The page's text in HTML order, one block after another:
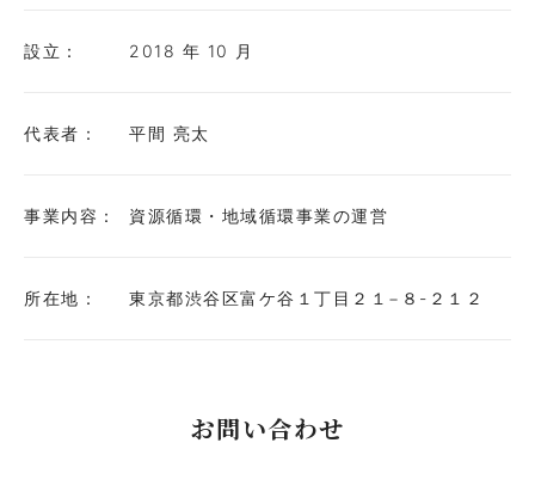
設立： 2018 年 10 月
代表者： 平間 亮太
事業内容： 資源循環・地域循環事業の運営
所在地： 東京都渋谷区富ケ谷１丁目２１−８-２１２
お問い合わせ